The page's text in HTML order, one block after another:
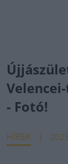
- Fotó!
HÍREK